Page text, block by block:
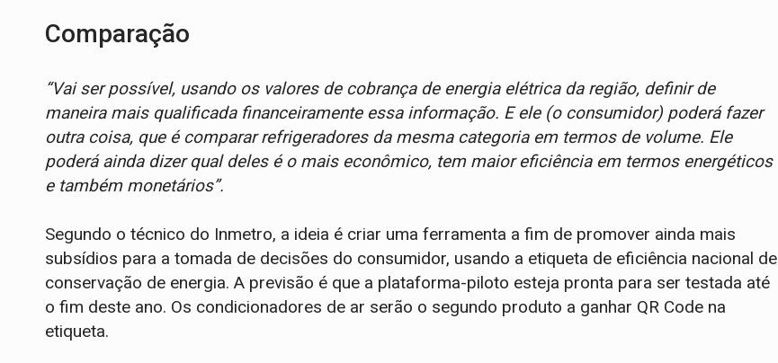
Comparação
“Vai ser possível, usando os valores de cobrança de energia elétrica da região, definir de
maneira mais qualificada financeiramente essa informação. E ele (o consumidor) poderá fazer
outra coisa, que é comparar refrigeradores da mesma categoria em termos de volume. Ele
poderá ainda dizer qual deles é o mais econômico, tem maior eficiência em termos energéticos
e também monetários”.
Segundo o técnico do Inmetro, a ideia é criar uma ferramenta a fim de promover ainda mais
subsídios para a tomada de decisões do consumidor, usando a etiqueta de eficiência nacional de
conservação de energia. A previsão é que a plataforma-piloto esteja pronta para ser testada até
o fim deste ano. Os condicionadores de ar serão o segundo produto a ganhar QR Code na
etiqueta.